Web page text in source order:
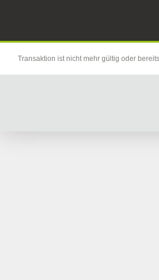
Transaktion ist nicht mehr gültig oder